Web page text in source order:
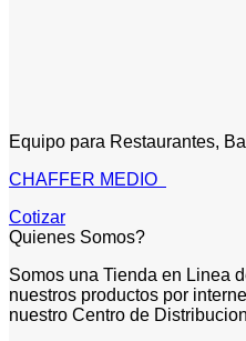
Equipo para Restaurantes,
CHAFFER MEDIO
Cotizar
Quienes Somos?
Somos una Tienda en Linea
nuestros productos por
nuestro Centro de